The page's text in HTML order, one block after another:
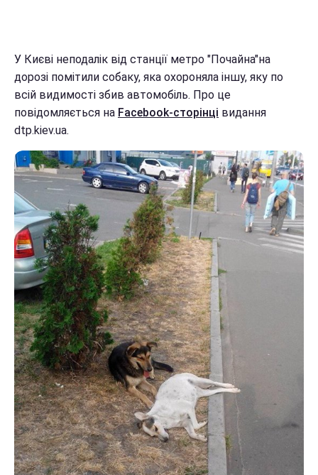
У Києві неподалік від станції метро "Почайна"на
дорозі помітили собаку, яка охороняла іншу, яку по
всій видимості збив автомобіль. Про це
повідомляється на Facebook-сторінці видання
dtp.kiev.ua.